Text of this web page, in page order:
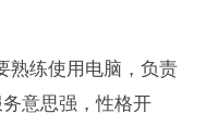
熟练使用电脑，负责
意思强，性格开